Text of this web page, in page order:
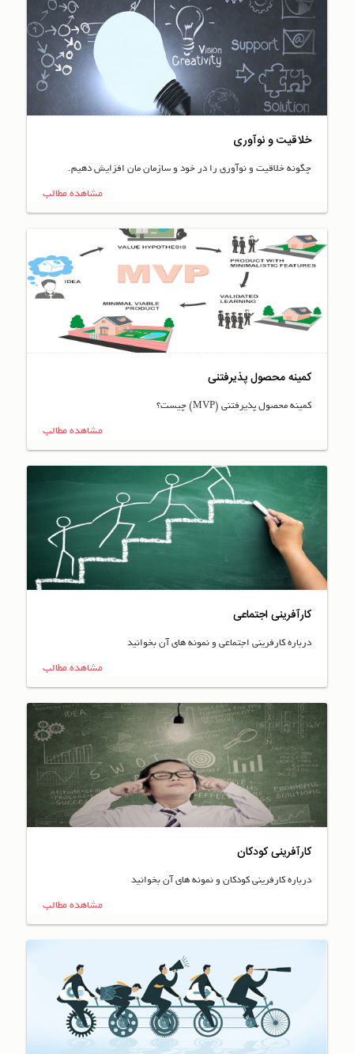
خلاقیت و نوآوری
چگونه خلاقیت و نوآوری را در خود و سازمان مان افزایش دهیم.
مشاهده مطالب
کمینه محصول پذیرفتنی
کمینه محصول پذیرفتنی (MVP) چیست؟
مشاهده مطالب
کارآفرینی اجتماعی
درباره کارفرینی اجتماعی و نمونه های آن بخوانید
مشاهده مطالب
کارآفرینی کودکان
درباره کارفرینی کودکان و نمونه های آن بخوانید
مشاهده مطالب